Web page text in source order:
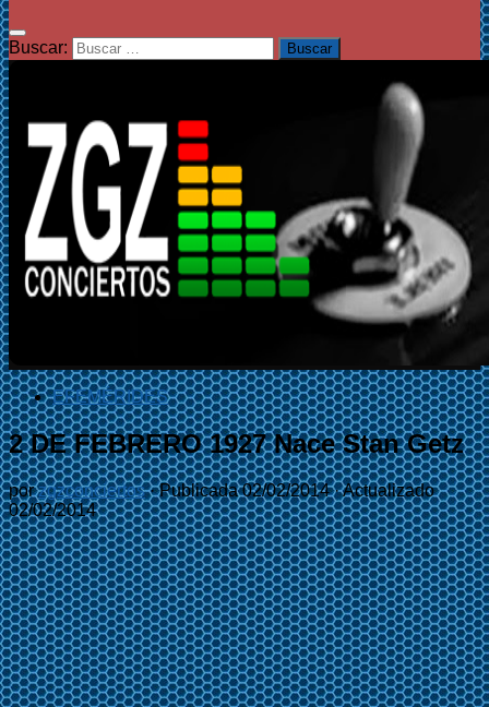
Buscar:
EFEMÉRIDES
2 DE FEBRERO 1927 Nace Stan Getz
porzgzconciertos · Publicada02/02/2014· Actualizado
02/02/2014